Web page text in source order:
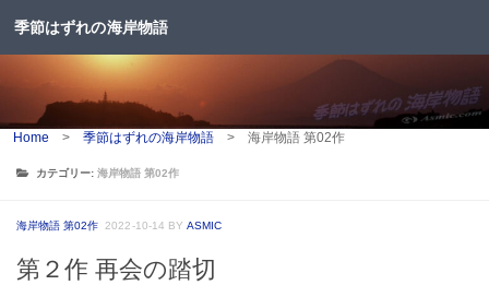
コンテンツへスキップ
季節はずれの海岸物語
Home > 季節はずれの海岸物語 > 海岸物語 第02作
カテゴリー:海岸物語 第02作
海岸物語 第02作 2022-10-14 BY ASMIC
第２作 再会の踏切